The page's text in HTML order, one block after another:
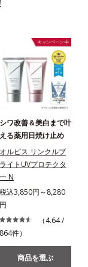
シワ改善＆美白まで叶
える薬用日焼け止め
オルビス リンクルブ
ライトUVプロテクタ
ー N
税込3,850円～8,280
円
（4.64 /
864件）
商品を選ぶ